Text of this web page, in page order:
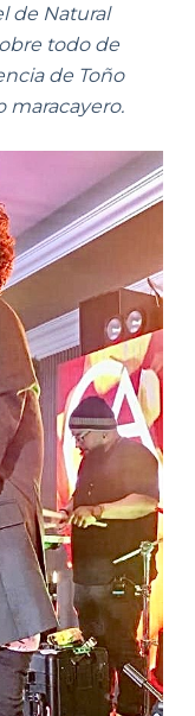
de Natural
todo de
de Toño
maracayero.